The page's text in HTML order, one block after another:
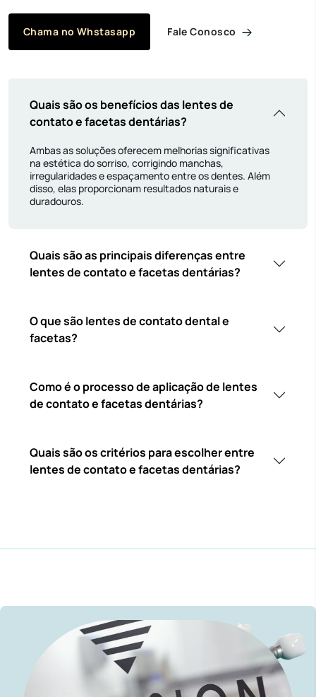
Chama no Whstasapp Fale Conosco
Quais são os benefícios das lentes de
contato e facetas dentárias?
Ambas as soluções oferecem melhorias significativas
na estética do sorriso, corrigindo manchas,
irregularidades e espaçamento entre os dentes. Além
disso, elas proporcionam resultados naturais e
duradouros.
Quais são as principais diferenças entre
lentes de contato e facetas dentárias?
O que são lentes de contato dental e
facetas?
Como é o processo de aplicação de lentes
de contato e facetas dentárias?
Quais são os critérios para escolher entre
lentes de contato e facetas dentárias?